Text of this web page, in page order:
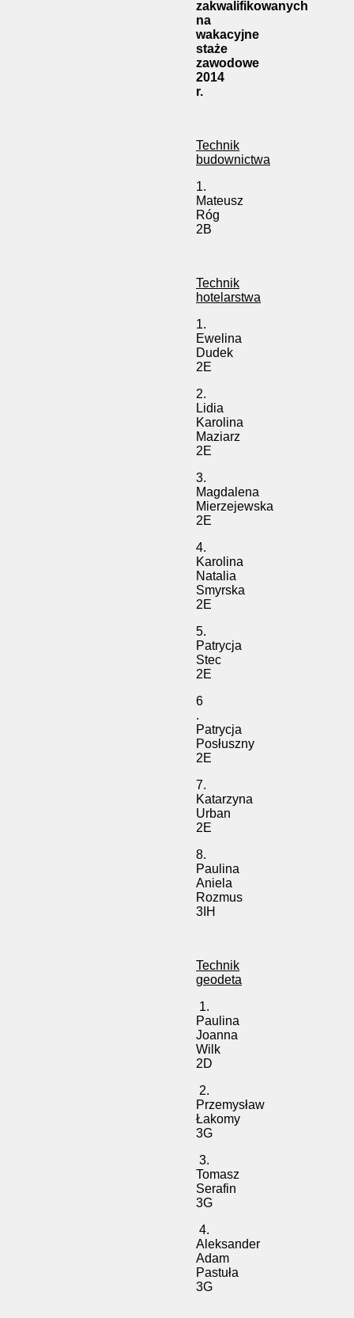
zakwalifikowanych
na
wakacyjne
staże
zawodowe
2014
r.
Technik
budownictwa
1.
Mateusz
Róg
2B
Technik
hotelarstwa
1.
Ewelina
Dudek
2E
2.
Lidia
Karolina
Maziarz
2E
3.
Magdalena
Mierzejewska
2E
4.
Karolina
Natalia
Smyrska
2E
5.
Patrycja
Stec
2E
6
.
Patrycja
Posłuszny
2E
7.
Katarzyna
Urban
2E
8.
Paulina
Aniela
Rozmus
3IH
Technik
geodeta
1.
Paulina
Joanna
Wilk
2D
2.
Przemysław
Łakomy
3G
3.
Tomasz
Serafin
3G
4.
Aleksander
Adam
Pastuła
3G